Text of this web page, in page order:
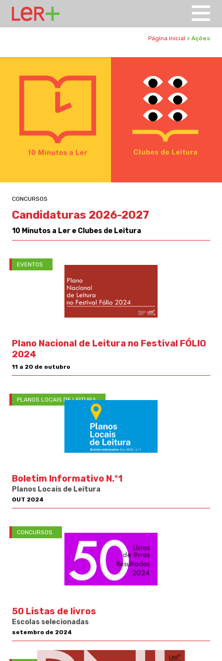
Página Inicial > Ações
CONCURSOS
Candidaturas 2026-2027
10 Minutos a Ler e Clubes de Leitura
EVENTOS
Plano Nacional de Leitura no Festival FÓLIO
2024
11 a 20 de outubro
PLANOS LOCAIS DE LEITURA
Boletim Informativo N.º1
Planos Locais de Leitura
OUT 2024
CONCURSOS
50 Listas de livros
Escolas selecionadas
setembro de 2024